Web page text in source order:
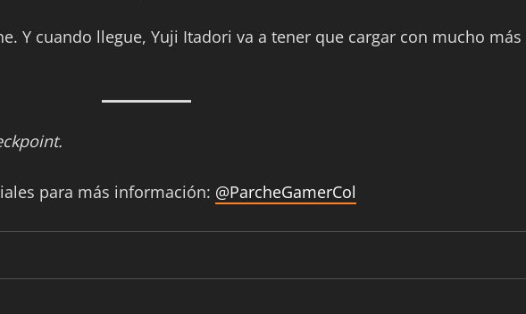
Y cuando llegue, Yuji Itadori va a tener que cargar con mucho más
para más información: @ParcheGamerCol